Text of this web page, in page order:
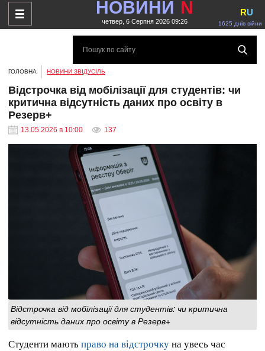
НОВИНИ N
четвер, 6 Серпня 2026 09:26 1625 днів війни
RU
ГОЛОВНА НОВИНИ ЗВІДУСІЛЬ
Відстрочка від мобілізації для студентів: чи
критична відсутність даних про освіту в
Резерв+
13.05.2026 в 10:00 137
Відстрочка від мобілізації для студентів: чи критична
відсутність даних про освіту в Резерв+
Студенти мають право на відстрочку на увесь час